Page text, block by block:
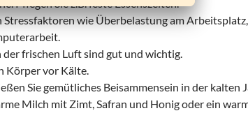
Pflegen Sie z.B. feste Essenszeiten.
wie Überbelastung am
frischen Luft sind gut und wichtig.
Körper vor Kälte.
Sie gemütliches Beisammensein in der kalten
Milch mit Zimt, Safran und Honig oder ein